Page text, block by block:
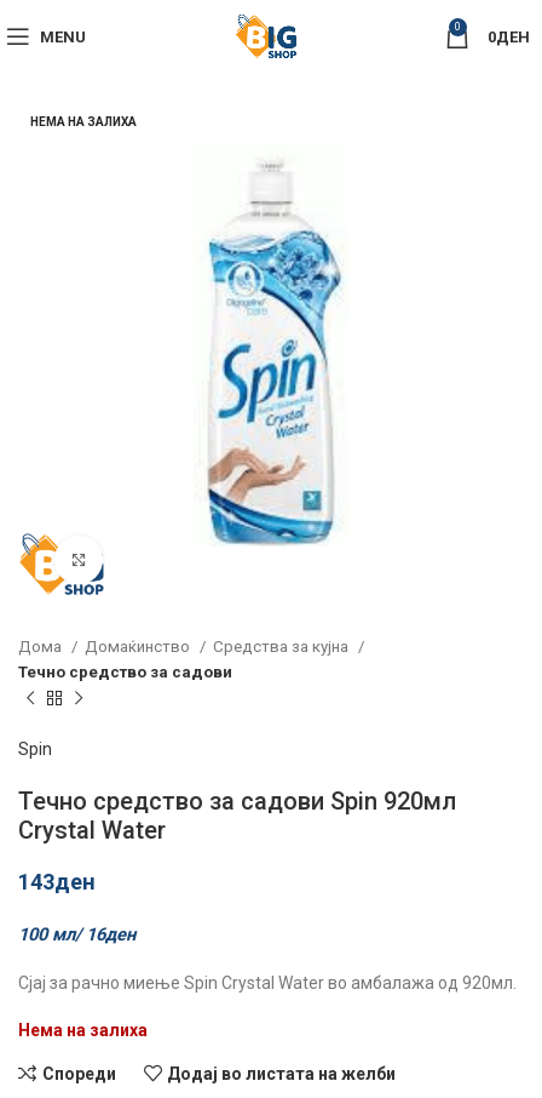
MENU
0
0ДЕН
НЕМА НА ЗАЛИХА
Click to enlarge
Дома Домаќинство
Средства за кујна
Течно средство за садови
Spin
Течно средство за садови Spin 920мл
Crystal Water
143ден
100 мл/ 16ден
Сјај за рачно миење Spin Crystal Water во амбалажа од 920мл.
Нема на залиха
Спореди Додај во листата на желби